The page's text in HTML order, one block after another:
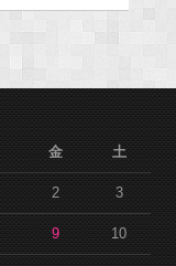
金 土
2 3
9 10